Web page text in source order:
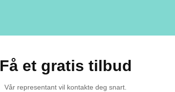
Få et gratis tilbud
Vår representant vil kontakte deg snart.